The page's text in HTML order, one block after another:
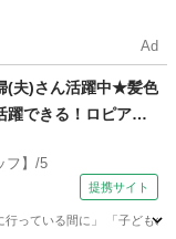
Ad
(夫)さん活躍中★髪色
できる！ロピアの
フ】/5
提携サイト
っている間に」 「子ども